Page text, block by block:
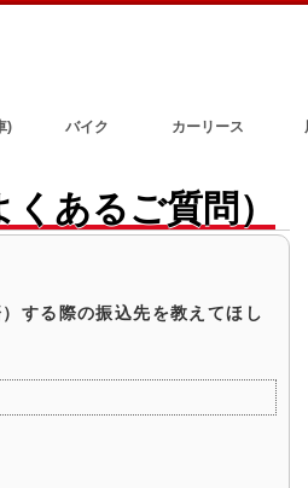
) バイク カーリース
くあるご質問）
する際の振込先を教えてほし